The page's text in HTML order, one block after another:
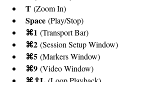
T (Zoom In)
Space (Play/Stop)
⌘1 (Transport Bar)
⌘2 (Session Setup Window)
⌘5 (Markers Window)
⌘9 (Video Window)
⌘⇧L (Loop Playback)